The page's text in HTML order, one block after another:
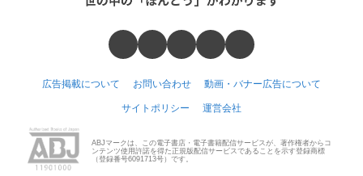
広告掲載について お問い合わせ 動画・バナー広告について
サイトポリシー 運営会社
ABJマークは、この電子書店・電子書籍配信サービスが、著作権者からコ
ンテンツ使用許諾を得た正規版配信サービスであることを示す登録商標
（登録番号6091713号）です。